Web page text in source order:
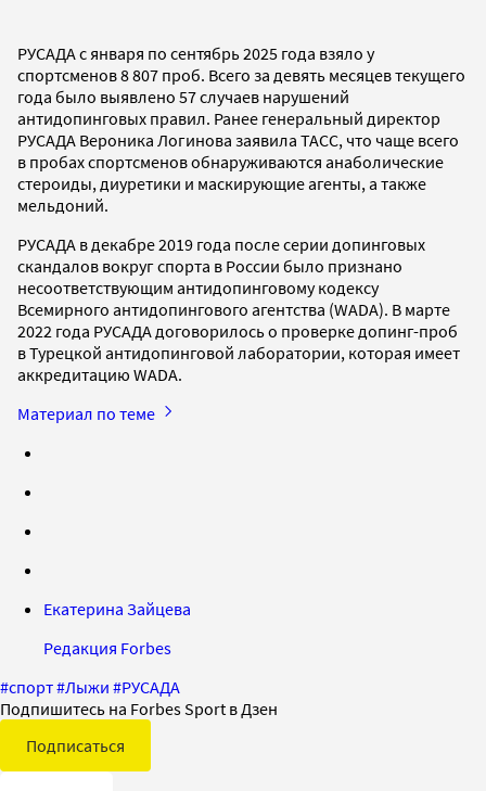
РУСАДА с января по сентябрь 2025 года взяло у
спортсменов 8 807 проб. Всего за девять месяцев текущего
года было выявлено 57 случаев нарушений
антидопинговых правил. Ранее генеральный директор
РУСАДА Вероника Логинова заявила ТАСС, что чаще всего
в пробах спортсменов обнаруживаются анаболические
стероиды, диуретики и маскирующие агенты, а также
мельдоний.
РУСАДА в декабре 2019 года после серии допинговых
скандалов вокруг спорта в России было признано
несоответствующим антидопинговому кодексу
Всемирного антидопингового агентства (WADA). В марте
2022 года РУСАДА договорилось о проверке допинг-проб
в Турецкой антидопинговой лаборатории, которая имеет
аккредитацию WADA.
Материал по теме
Екатерина Зайцева
Редакция Forbes
#спорт#Лыжи #РУСАДА
Подпишитесь на Forbes Sport в Дзен
Подписаться